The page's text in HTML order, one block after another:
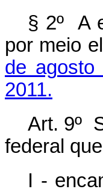
§ 2º A
por meio
de agosto
2011.
Art. 9º
federal
I -